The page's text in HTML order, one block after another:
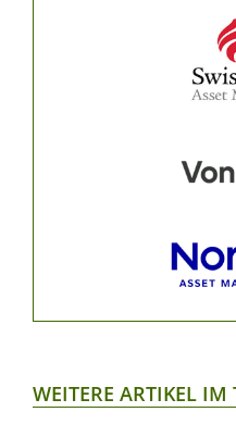
WEITERE ARTIKEL